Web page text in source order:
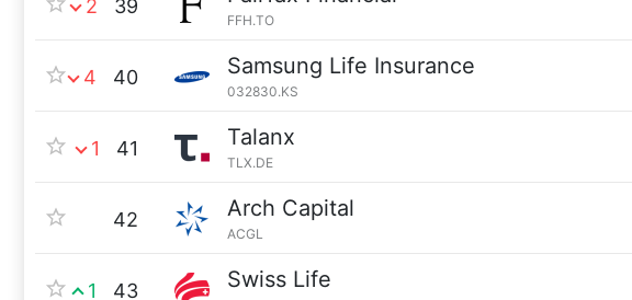
2 39
FFH.TO
4 40 Samsung Life Insurance
032830.KS
1 41 Talanx
TLX.DE
42 Arch Capital
ACGL
1 43 Swiss Life